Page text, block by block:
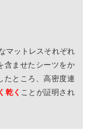
マットレスそれぞれ
含ませたシーツをか
たところ、高密度連
乾く ことが証明され